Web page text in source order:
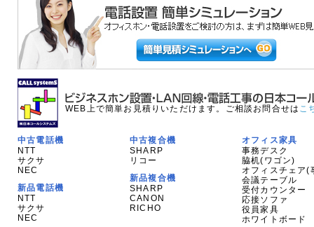
WEB上で簡単お見積りいただけます。ご相談お問合せは こ
中古電話機
NTT
サクサ
NEC
新品電話機
NTT
サクサ
NEC
中古複合機
SHARP
リコー
新品複合機
SHARP
CANON
RICHO
オフィス家具
事務デスク
脇机(ワゴン)
オフィスチェア(
会議テーブル
受付カウンター
応接ソファ
役員家具
ホワイトボード